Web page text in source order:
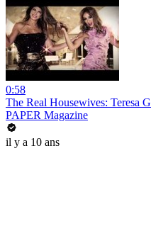
0:58
The Real Housewives: Teresa
PAPER Magazine
il y a 10 ans